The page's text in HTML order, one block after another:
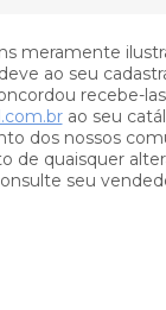
meramente
ao seu
recebe-
ao seu
dos nossos
de quaisquer
seu